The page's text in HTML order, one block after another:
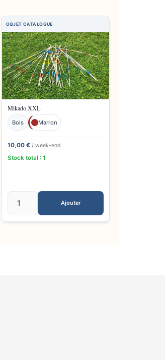
Mikado XXL
Bois Marron
10,00 € / week-end
Stock total : 1
Ajouter